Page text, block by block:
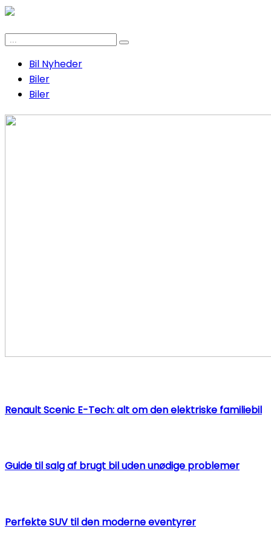
Bil Nyheder
Biler
Biler
Renault Scenic E-Tech: alt om den elektriske familiebil
Guide til salg af brugt bil uden unødige problemer
Perfekte SUV til den moderne eventyrer